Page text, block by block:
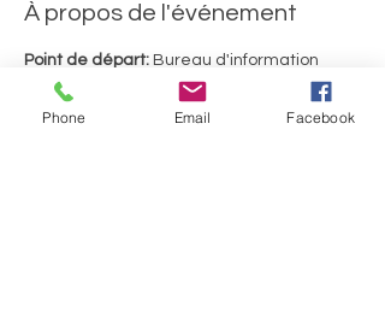
À propos de l'événement
Point de départ: Bureau d'information
touristique de Sherbrooke (785, rue King
Ouest, Sherbrooke)
Phone Email Facebook